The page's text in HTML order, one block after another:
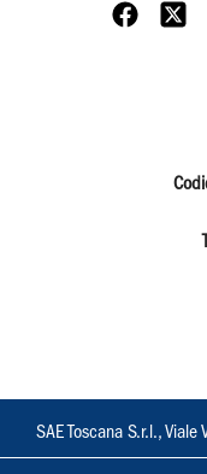
SAE Toscana S.r.l.,